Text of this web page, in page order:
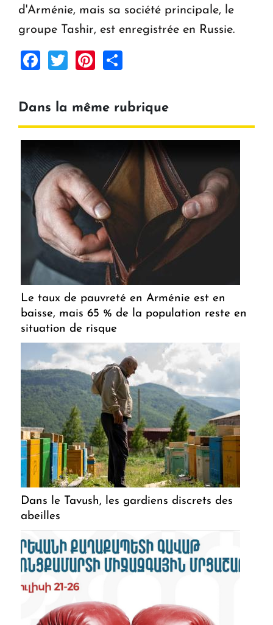
d'Arménie, mais sa société principale, le
groupe Tashir, est enregistrée en Russie.
Facebook
TwitterPinterest
Dans la même rubrique
Le taux de pauvreté en Arménie est en
baisse, mais 65 % de la population reste en
situation de risque
Dans le Tavush, les gardiens discrets des
abeilles